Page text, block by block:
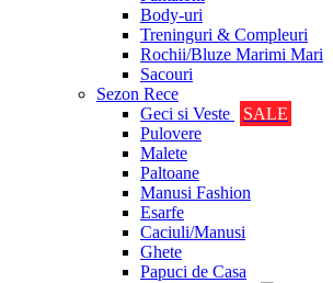
Body-uri
Treninguri & Compleuri
Rochii/Bluze Marimi Mari
Sacouri
Sezon Rece
Geci si Veste
SALE
Pulovere
Malete
Paltoane
Manusi Fashion
Esarfe
Caciuli/Manusi
Ghete
Papuci de Casa